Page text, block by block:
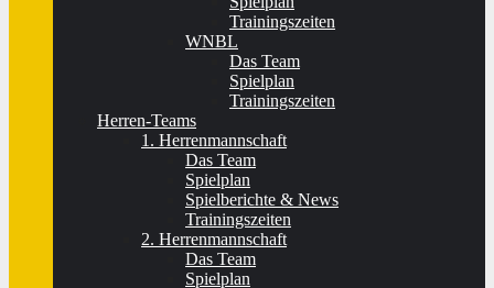
Trainingszeiten
WNBL
Das Team
Spielplan
Trainingszeiten
Herren-Teams
1. Herrenmannschaft
Das Team
Spielplan
Spielberichte & News
Trainingszeiten
2. Herrenmannschaft
Das Team
Spielplan